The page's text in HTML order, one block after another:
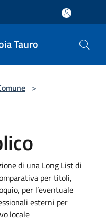
Tauro
>
di una Long List di
per titoli,
per l’eventuale
esterni per
locale